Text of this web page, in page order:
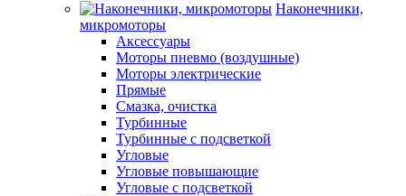
Наконечники,
микромоторы
Аксессуары
Моторы пневмо (воздушные)
Моторы электрические
Прямые
Смазка, очистка
Турбинные
Турбинные с подсветкой
Угловые
Угловые повышающие
Угловые с подсветкой